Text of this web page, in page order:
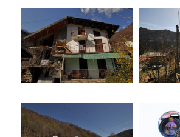
minime
Qualsiasi
2